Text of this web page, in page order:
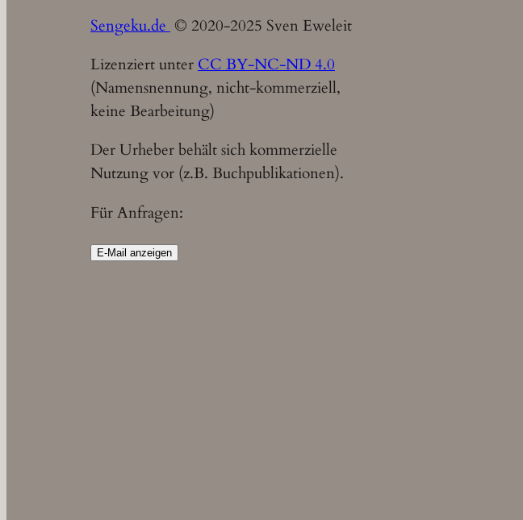
Sengeku.de © 2020-2025 Sven Eweleit
Lizenziert unterCC BY-NC-ND 4.0
(Namensnennung, nicht-kommerziell,
keine Bearbeitung)
Der Urheber behält sich kommerzielle
Nutzung vor (z.B. Buchpublikationen).
Für Anfragen:
E-Mail anzeigen